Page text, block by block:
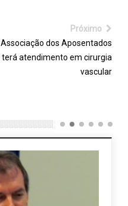
Próximo
Associação dos Aposentados
terá atendimento em cirurgia
vascular